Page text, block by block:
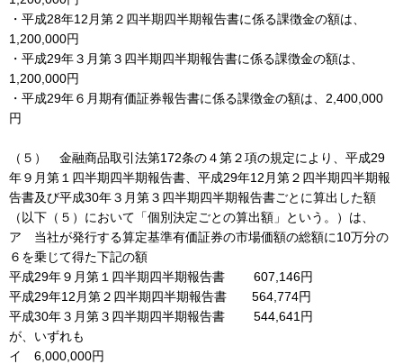
・平成28年12月第２四半期四半期報告書に係る課徴金の額は、
1,200,000円
・平成29年３月第３四半期四半期報告書に係る課徴金の額は、
1,200,000円
・平成29年６月期有価証券報告書に係る課徴金の額は、2,400,000
円
（５） 金融商品取引法第172条の４第２項の規定により、平成29
年９月第１四半期四半期報告書、平成29年12月第２四半期四半期報
告書及び平成30年３月第３四半期四半期報告書ごとに算出した額
（以下（５）において「個別決定ごとの算出額」という。）は、
ア 当社が発行する算定基準有価証券の市場価額の総額に10万分の
６を乗じて得た下記の額
平成29年９月第１四半期四半期報告書 607,146円
平成29年12月第２四半期四半期報告書 564,774円
平成30年３月第３四半期四半期報告書 544,641円
が、いずれも
イ 6,000,000円